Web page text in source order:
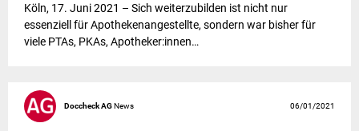
Köln, 17. Juni 2021 – Sich weiterzubilden ist nicht nur
essenziell für Apothekenangestellte, sondern war bisher für
viele PTAs, PKAs, Apotheker:innen…
Doccheck AGNews 06/01/2021